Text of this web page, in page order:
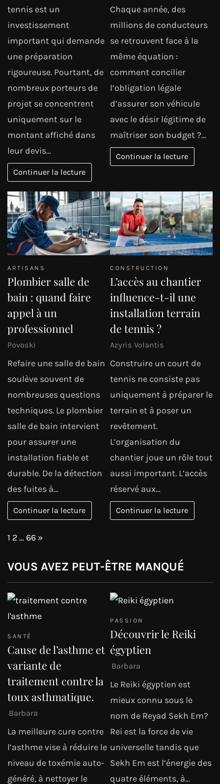
tennis est un
investissement
important qui demande
une préparation
rigoureuse. Pourtant, de
nombreux porteurs de
projet se concentrent
uniquement sur le
montant affiché dans
leur devis…
Continuer la lecture
Chaque année, des
millions de conducteurs
se retrouvent face à la
même équation :
comment concilier
l’obligation légale
d’assurer son véhicule
avec le désir légitime de
maîtriser son budget ?…
Continuer la lecture
ARTISANS
Plombier salle de
bain : quand faire
appel à un
professionnel
Povoski
Refaire une salle de bain
soulève souvent de
nombreuses questions
techniques. Le plombier
salle de bain intervient
pour assurer une
installation fiable et
durable. De la détection
des fuites à…
Continuer la lecture
CONSTRUCTION
L’accès au chantier
influence-t-il une
installation terrain
de tennis ?
Azyris Volantis
Construire un court de
tennis ne consiste pas
uniquement à préparer le
terrain et à poser un
revêtement.
L’organisation du
chantier joue un rôle tout
aussi important. L’accès
réservé aux…
Continuer la lecture
Page:
1 2… 66 Next
»
VOUS AVEZ PEUT-ÊTRE MANQUÉ
SANTÉ
Cause de l’asthme et
variante de
traitement contre la
toux asthmatique.
Barbara
La meilleure cure contre
l’asthme vise à réduire le
niveau de toxémie auto-
généré, à nettoyer le
PASSION
Découvrir le Reiki
égyptien
Barbara
Le Reiki égyptien est
mieux connu sous le
nom de Reyad Sekh Em?
Rei est la force de vie
universelle tandis que
Sekh Em est l’énergie des
quatre éléments, à…